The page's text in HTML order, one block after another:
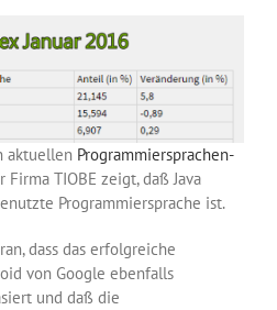
aktuellen Programmiersprachen-
Firma TIOBE zeigt, daß Java
Programmiersprache ist.
dass das erfolgreiche
von Google ebenfalls
und daß die